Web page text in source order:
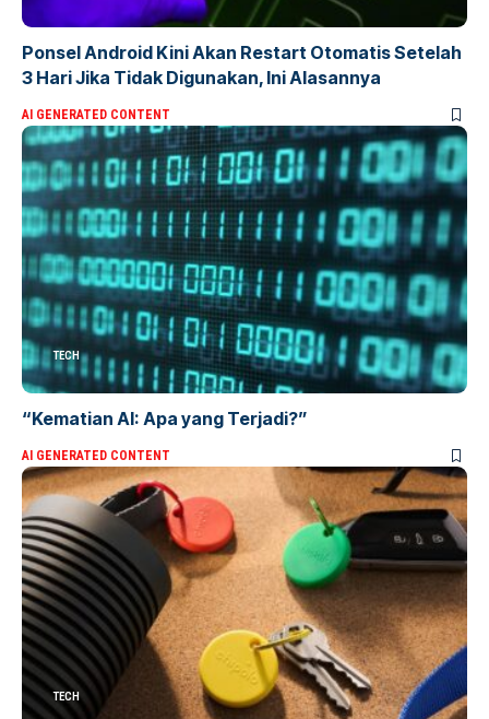
Ponsel Android Kini Akan Restart Otomatis Setelah
3 Hari Jika Tidak Digunakan, Ini Alasannya
AI GENERATED CONTENT
TECH
“Kematian AI: Apa yang Terjadi?”
AI GENERATED CONTENT
TECH